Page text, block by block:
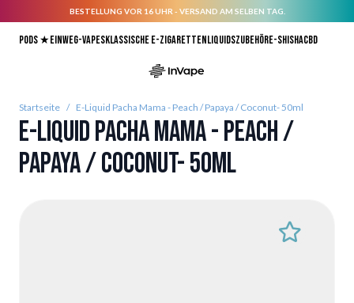
BESTELLUNG VOR 16 UHR - VERSAND AM SELBEN TAG.
Pods ★Einweg-VapesKlassische E-ZigarettenLiquidsZubehörE-ShishaCBD
Startseite / E-Liquid Pacha Mama - Peach / Papaya / Coconut- 50ml
E-Liquid Pacha Mama - Peach /
Papaya / Coconut- 50ml